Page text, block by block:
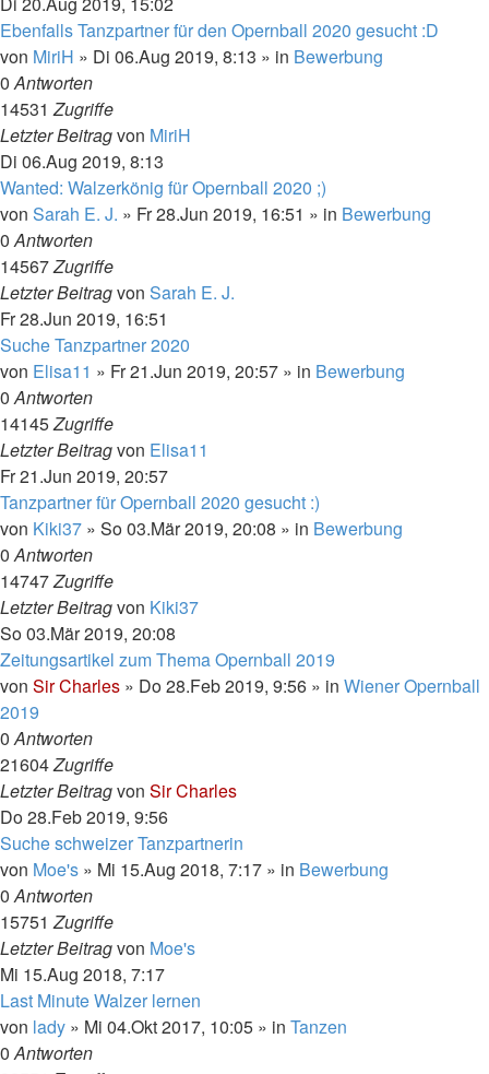
Ebenfalls Tanzpartner für den Opernball 2020 gesucht :D
von MiriH » Di 06.Aug 2019, 8:13 » in Bewerbung
0Antworten
14531Zugriffe
Letzter Beitragvon MiriH
Di 06.Aug 2019, 8:13
Wanted: Walzerkönig für Opernball 2020 ;)
von Sarah E. J. » Fr 28.Jun 2019, 16:51 » in Bewerbung
0Antworten
14567Zugriffe
Letzter Beitragvon Sarah E. J.
Fr 28.Jun 2019, 16:51
Suche Tanzpartner 2020
von Elisa11 » Fr 21.Jun 2019, 20:57 » in Bewerbung
0Antworten
14145Zugriffe
Letzter Beitragvon Elisa11
Fr 21.Jun 2019, 20:57
Tanzpartner für Opernball 2020 gesucht :)
von Kiki37 » So 03.Mär 2019, 20:08 » in Bewerbung
0Antworten
14747Zugriffe
Letzter Beitragvon Kiki37
So 03.Mär 2019, 20:08
Zeitungsartikel zum Thema Opernball 2019
von Sir Charles » Do 28.Feb 2019, 9:56 » in Wiener Opernball
2019
0Antworten
21604Zugriffe
Letzter Beitragvon Sir Charles
Do 28.Feb 2019, 9:56
Suche schweizer Tanzpartnerin
von Moe's » Mi 15.Aug 2018, 7:17 » in Bewerbung
0Antworten
15751Zugriffe
Letzter Beitragvon Moe's
Mi 15.Aug 2018, 7:17
Last Minute Walzer lernen
von lady » Mi 04.Okt 2017, 10:05 » in Tanzen
0Antworten